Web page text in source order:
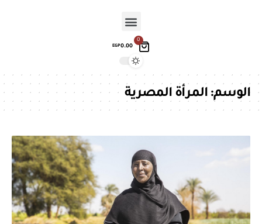
0
EGP0.00
الوسم:المرأة المصرية